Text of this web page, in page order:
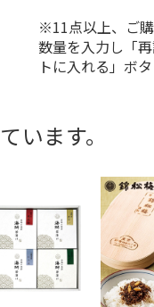
※11点以上、ご
数量を入力し「
トに入れる」ボ
います。